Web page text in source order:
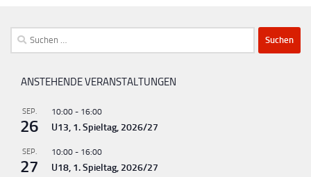
a
t
n
-
Suchen
nach:
ANSTEHENDE VERANSTALTUNGEN
SEP.
26
10:00 - 16:00
U13, 1. Spieltag, 2026/27
SEP.
27
10:00 - 16:00
U18, 1. Spieltag, 2026/27